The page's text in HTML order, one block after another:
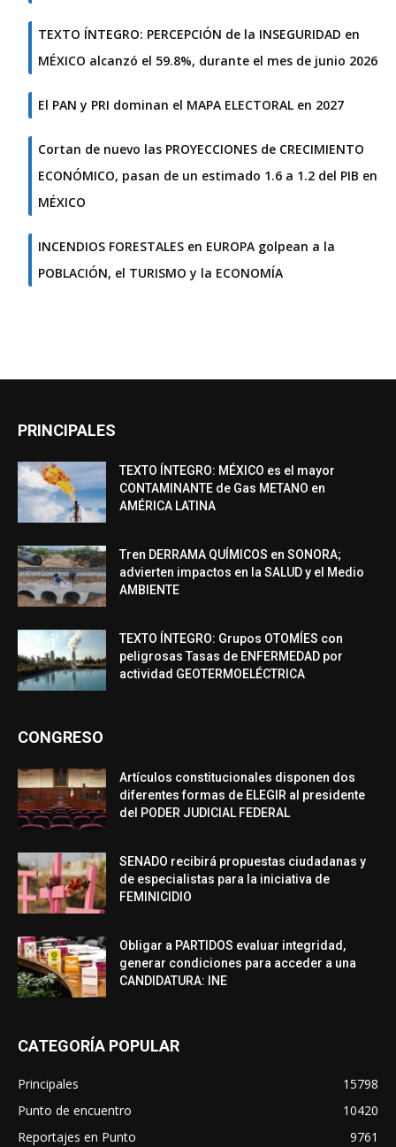
TEXTO ÍNTEGRO: PERCEPCIÓN de la INSEGURIDAD en
MÉXICO alcanzó el 59.8%, durante el mes de junio 2026
El PAN y PRI dominan el MAPA ELECTORAL en 2027
Cortan de nuevo las PROYECCIONES de CRECIMIENTO
ECONÓMICO, pasan de un estimado 1.6 a 1.2 del PIB en
MÉXICO
INCENDIOS FORESTALES en EUROPA golpean a la
POBLACIÓN, el TURISMO y la ECONOMÍA
PRINCIPALES
TEXTO ÍNTEGRO: MÉXICO es el mayor
CONTAMINANTE de Gas METANO en
AMÉRICA LATINA
Tren DERRAMA QUÍMICOS en SONORA;
advierten impactos en la SALUD y el Medio
AMBIENTE
TEXTO ÍNTEGRO: Grupos OTOMÍES con
peligrosas Tasas de ENFERMEDAD por
actividad GEOTERMOELÉCTRICA
CONGRESO
Artículos constitucionales disponen dos
diferentes formas de ELEGIR al presidente
del PODER JUDICIAL FEDERAL
SENADO recibirá propuestas ciudadanas y
de especialistas para la iniciativa de
FEMINICIDIO
Obligar a PARTIDOS evaluar integridad,
generar condiciones para acceder a una
CANDIDATURA: INE
CATEGORÍA POPULAR
Principales
15798
Punto de encuentro
10420
Reportajes en Punto
9761